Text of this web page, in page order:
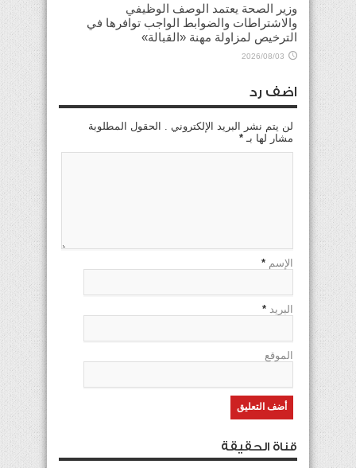
وزير الصحة يعتمد الوصف الوظيفي
والاشتراطات والضوابط الواجب توافرها في
الترخيص لمزاولة مهنة «القبالة»
2026/08/03
اضف رد
لن يتم نشر البريد الإلكتروني . الحقول المطلوبة
مشار لها بـ *
الإسم *
البريد *
الموقع
قناة الحقيقة